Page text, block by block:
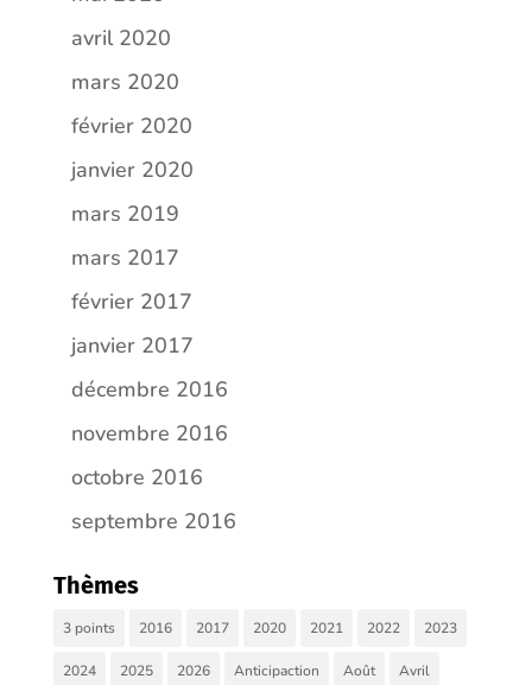
avril 2020
mars 2020
février 2020
janvier 2020
mars 2019
mars 2017
février 2017
janvier 2017
décembre 2016
novembre 2016
octobre 2016
septembre 2016
Thèmes
3 points 2016 2017 2020 2021 2022 2023
2024 2025 2026 Anticipaction Août Avril